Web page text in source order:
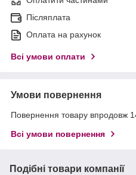
Післяплата
Оплата на рахунок
Всі умови оплати
Умови повернення
Повернення товару впродовж
Всі умови повернення
Подібні товари компанії